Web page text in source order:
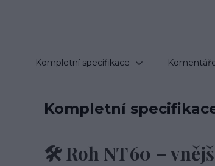
Kompletní specifikace
Kompletní
🛠️ Roh NT 60 –